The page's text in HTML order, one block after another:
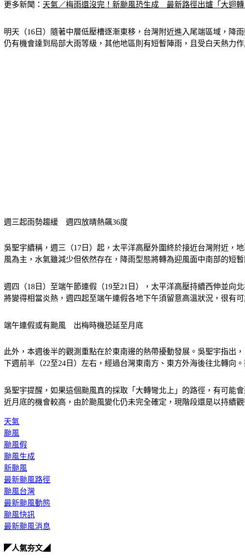
更多新聞： 天氣／梅雨還沒完！新颱風恐生成　最新路徑出爐「大迴轉
明天（16日）隨著中層低壓槽逐漸東移，台灣附近進入尾端區域，降
仍有機會達到局部大雨等級，其他地區則有短暫陣雨，且受白天熱力
週三起雨勢趨緩　週四放晴熱飆36度
吳聖宇續稱，週三（17日）起，太平洋高壓外圍終於接近台灣附近，
風為主，水氣雖減少但依然存在，降雨型態將轉為迎風面中南部的短
週四（18日）至端午節連假（19至21日），太平洋高壓持續西伸並向
將變得相當炎熱，週四起至端午連假各地下午須留意高溫狀況，很有
端午連假或有颱風　出梅時機恐延至月底
此外，本週後半的觀測重點在於東南邊的熱帶擾動發展。吳聖宇指出
下週前半（22至24日）左右，經過台灣東南方、東方外海後往北轉向
吳聖宇提醒，如果這個颱風真的採取「大轉彎北上」的路徑，有可能
近月底的機會較高，由於颱風變化仍未完全確定，現階段還是以持續觀
天氣
颱風
颱風假
颱風生成
新颱風
最新颱風路徑
颱風台灣
最新颱風動態
颱風快訊
最新颱風消息
◤人氣夯文◢